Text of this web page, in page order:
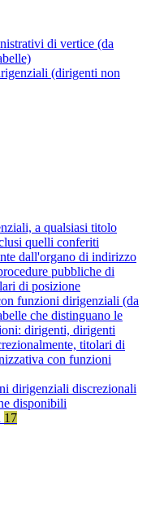
di vertice (da
(dirigenti non
a qualsiasi titolo
quelli conferiti
dall'organo di indirizzo
pubbliche di
di posizione
funzioni dirigenziali (da
che distinguano le
dirigenti, dirigenti
titolari di
con funzioni
dirigenziali discrezionali
disponibili
17